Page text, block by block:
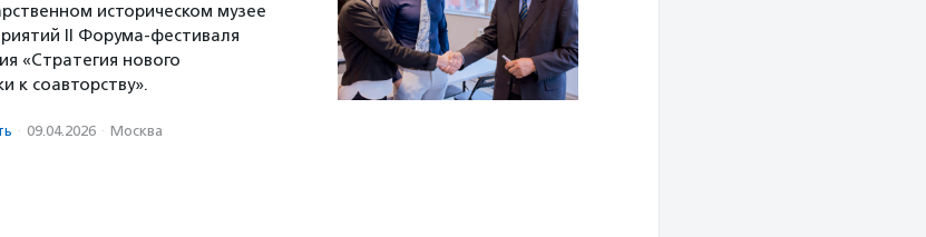
историческом музее
II Форума-фестиваля
«Стратегия нового
к соавторству».
· 09.04.2026 · Москва